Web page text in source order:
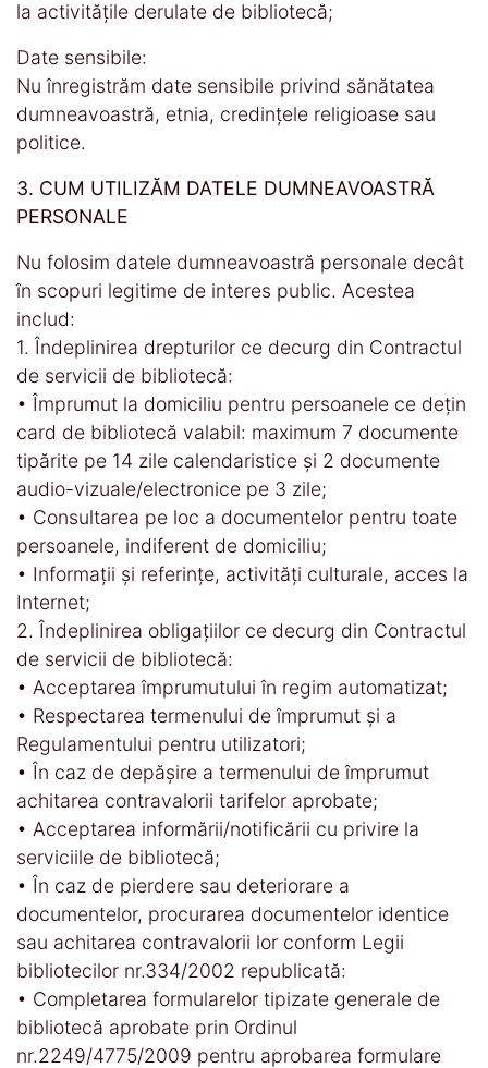
la activitățile derulate de bibliotecă;
Date sensibile:
Nu înregistrăm date sensibile privind sănătatea
dumneavoastră, etnia, credințele religioase sau
politice.
3. CUM UTILIZĂM DATELE DUMNEAVOASTRĂ
PERSONALE
Nu folosim datele dumneavoastră personale decât
în scopuri legitime de interes public. Acestea
includ:
1. Îndeplinirea drepturilor ce decurg din Contractul
de servicii de bibliotecă:
• Împrumut la domiciliu pentru persoanele ce dețin
card de bibliotecă valabil: maximum 7 documente
tipărite pe 14 zile calendaristice și 2 documente
audio-vizuale/electronice pe 3 zile;
• Consultarea pe loc a documentelor pentru toate
persoanele, indiferent de domiciliu;
• Informații și referințe, activități culturale, acces la
Internet;
2. Îndeplinirea obligațiilor ce decurg din Contractul
de servicii de bibliotecă:
• Acceptarea împrumutului în regim automatizat;
• Respectarea termenului de împrumut și a
Regulamentului pentru utilizatori;
• În caz de depășire a termenului de împrumut
achitarea contravalorii tarifelor aprobate;
• Acceptarea informării/notificării cu privire la
serviciile de bibliotecă;
• În caz de pierdere sau deteriorare a
documentelor, procurarea documentelor identice
sau achitarea contravalorii lor conform Legii
bibliotecilor nr.334/2002 republicată:
• Completarea formularelor tipizate generale de
bibliotecă aprobate prin Ordinul
nr.2249/4775/2009 pentru aprobarea formulare